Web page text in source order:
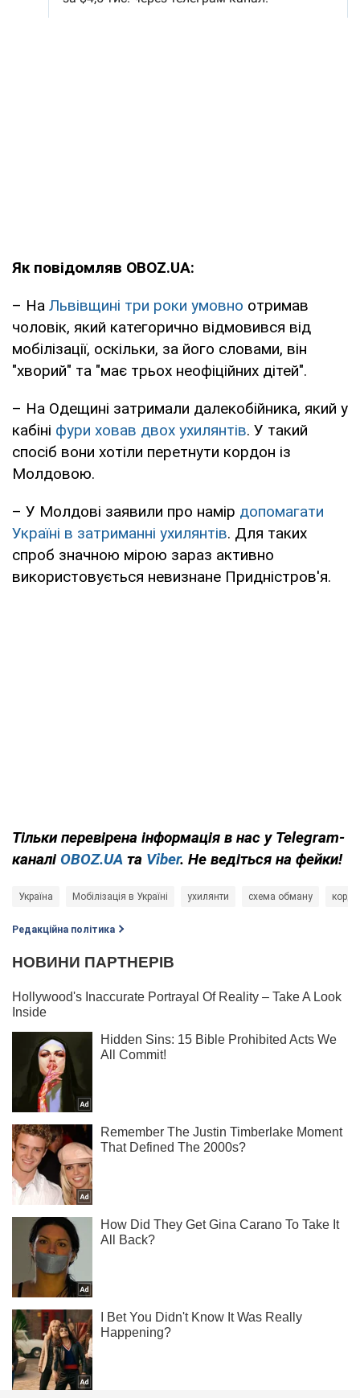
Як повідомляв OBOZ.UA:
– На Львівщині три роки умовно отримав
чоловік, який категорично відмовився від
мобілізації, оскільки, за його словами, він
"хворий" та "має трьох неофіційних дітей".
– На Одещині затримали далекобійника, який у
кабіні фури ховав двох ухилянтів. У такий
спосіб вони хотіли перетнути кордон із
Молдовою.
– У Молдові заявили про намір допомагати
Україні в затриманні ухилянтів. Для таких
спроб значною мірою зараз активно
використовується невизнане Придністров'я.
Тільки перевірена інформація в нас у Telegram-
каналі OBOZ.UA та Viber. Не ведіться на фейки!
Україна Мобілізація в Україні ухилянти схема обману
Редакційна політика